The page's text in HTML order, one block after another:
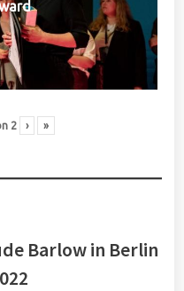
2 › »
Barlow in Berlin